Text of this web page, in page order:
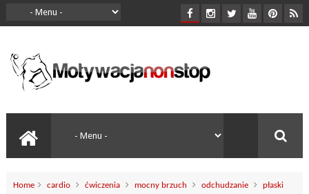
Home cardio ćwiczenia mocny brzuch odchudzanie
płaski